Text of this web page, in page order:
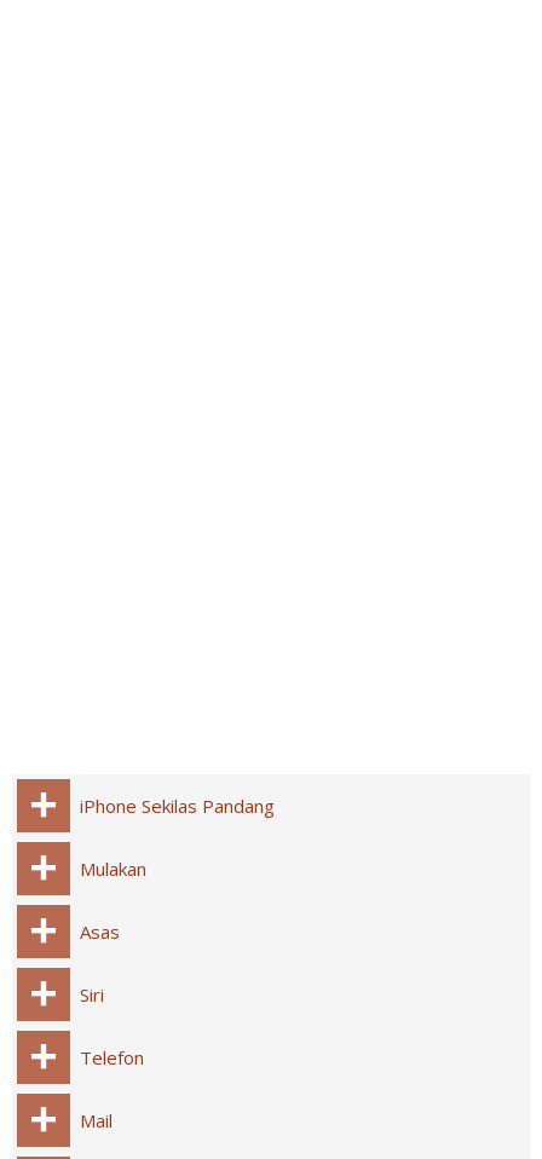
iPhone Sekilas Pandang
Mulakan
Asas
Siri
Telefon
Mail